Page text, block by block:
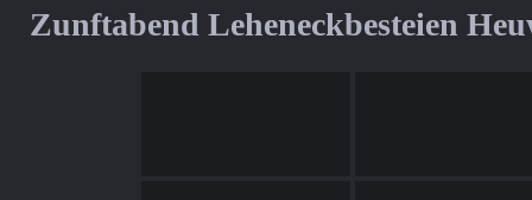
Zunftabend Leheneckbesteien